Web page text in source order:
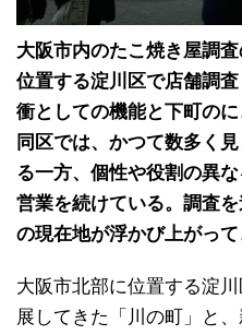
大阪市内のたこ焼き屋調
位置する淀川区で店舗調
衝としての機能と下町の
同区では、かつて数多く
る一方、個性や役割の異
営業を続けている。調査
の現在地が浮かび上がって
大阪市北部に位置する淀
展してきた「川の町」と